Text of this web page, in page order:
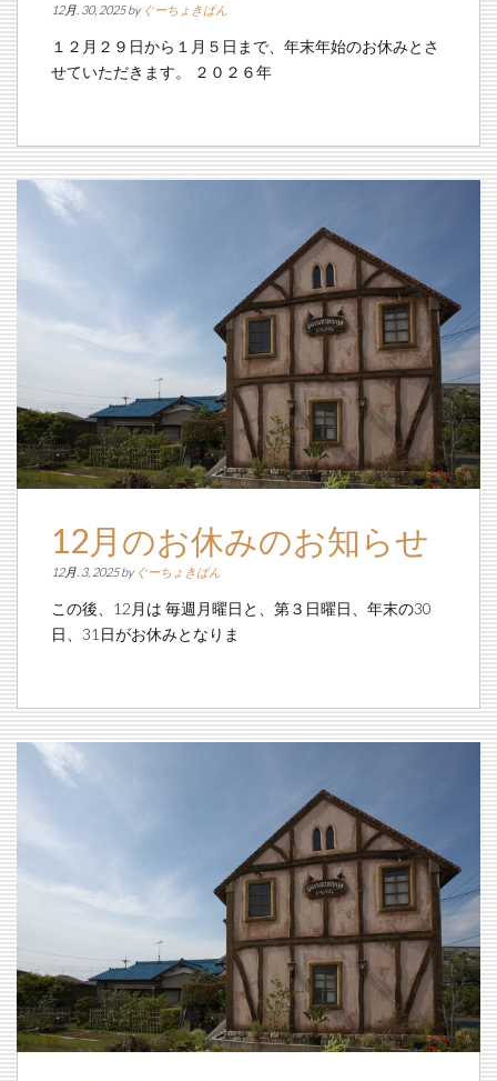
12月. 30, 2025 by ぐーちょきぱん
１２月２９日から１月５日まで、年末年始のお休みとさ
せていただきます。 ２０２６年
12月のお休みのお知らせ
12月. 3, 2025 by ぐーちょきぱん
この後、12月は 毎週月曜日と、第３日曜日、年末の30
日、31日がお休みとなりま